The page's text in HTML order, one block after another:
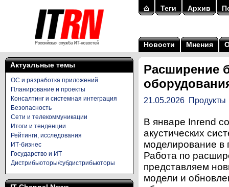
Теги Архив
Новости Мнения
Актуальные темы
ОС и разработка приложений
Планирование и проекты
Консалтинг и системная интеграция
Безопасность
Сети и телекоммуникации
Итоги и тенденции
Рейтинги, исследования
ИТ-бизнес
Государство и ИТ
Дистрибьюторы/субдистрибьюторы
Расширение
21.05.2026 Продукты
В январе Inrend
акустических
моделирование
Работа по
представляем
модели и